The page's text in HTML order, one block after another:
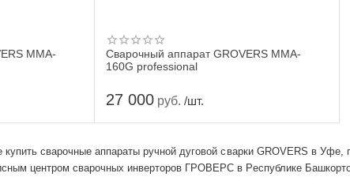
купить сварочные аппараты ручной дуговой сварки GROVERS в
центром сварочных инверторов ГРОВЕРС в Республике
MMA-
Сварочный аппарат GROVERS MMA-
160G professional
27 000 руб. /шт.